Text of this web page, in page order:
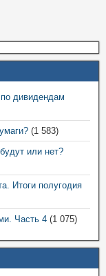
дивидендам
(1 583)
или нет?
Итоги полугодия
Часть 4 (1 075)